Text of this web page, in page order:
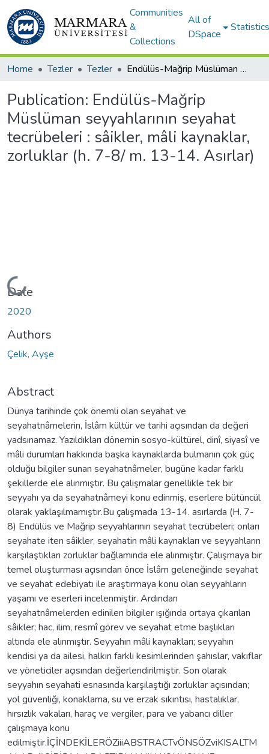
Communities
&
Collections
All of
DSpace
Statistics
Home Tezler Tezler Endülüs-Mağrip Müslüman seyyahlarının seyahat tecrübeleri : sâikler, mâli kaynaklar, zorluklar (h. 7-8/ m. 13-14. Asırlar)
Publication: Endülüs-Mağrip
Müslüman seyyahlarının seyahat
tecrübeleri : sâikler, mâli kaynaklar,
zorluklar (h. 7-8/ m. 13-14. Asırlar)
Loading...
Date
2020
Authors
Çelik, Ayşe
Abstract
Dünya tarihinde çok önemli olan seyahat ve
seyahatnâmelerin, İslâm kültür ve tarihi açısından da değeri
yadsınamaz. Yazıldıkları dönemin sosyo-kültürel, dinî, siyasî ve
mâli durumları hakkında başka kaynaklarda bulmanın çok güç
olduğu bilgiler sunan seyahatnâmeler, bugüne kadar farklı
şekillerde ele alınmıştır. Bu çalışmalar genellikle tek bir
seyyahı ya da seyahatnâmeyi konu edinmiş, eserlere bütüncül
olarak yaklaşılmamıştır.Bu çalışmada 13-14. asırlarda (H. 7-
8) Endülüs ve Mağrip seyyahlarının seyahat tecrübeleri; onları
seyahate iten sâikler, seyahatin mâli kaynakları ve seyyahların
karşılaştıkları zorluklar bağlamında ele alınmıştır. Çalışmaya bir
temel oluşturması açısından önce İslâm geleneğinde seyahat
ve seyahat edebiyatı ile araştırmaya konu olan seyyahların
yaşamı ve eserleri incelenmiştir. Ardından
seyahatnâmelerden edinilen bilgiler ışığında ortaya çıkarılan
sâikler; hac, ilim, resmî görev ve seyahat etme başlıkları
altında ele alınmıştır. Seyyahın mâli kaynakları; seyyahın
kendisi ya da ailesi, halkın farklı kesimlerinden şahıslar, vakıflar
ve yöneticiler açısından değerlendirilmiştir. Son olarak
seyyahın seyahati esnasında karşılaştığı zorluklar açısından;
yol güvenliği, konaklama, su ve erzak sıkıntısı, hastalıklar,
hırsızlık vakaları, haraç ve vergiler, para ve yabancı diller
çalışmaya konu
edilmiştir.İÇİNDEKİLERÖZiiiABSTRACTvÖNSÖZviKISALTM